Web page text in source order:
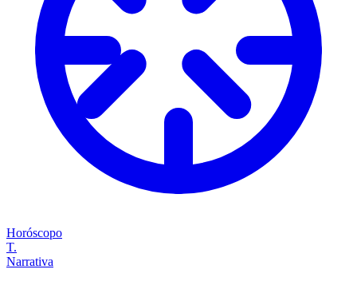
Horóscopo
T.
Narrativa